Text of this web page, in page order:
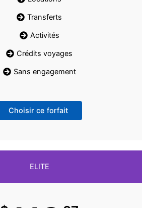
Transferts
Activités
Crédits voyages
Sans engagement
Choisir ce forfait
ELITE